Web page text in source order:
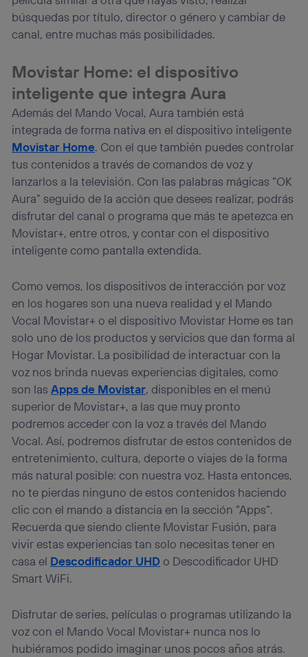
búsquedas por título, director o género y cambiar de
canal, entre muchas más posibilidades.
Movistar Home: el dispositivo
inteligente que integra Aura
Además del Mando Vocal, Aura también está
integrada de forma nativa en el dispositivo inteligente
Movistar Home. Con el que también puedes controlar
tus contenidos a través de comandos de voz y
lanzarlos a la televisión. Con las palabras mágicas “OK
Aura” seguido de la acción que desees realizar, podrás
disfrutar del canal o programa que más te apetezca en
Movistar+, entre otros, y contar con el dispositivo
inteligente como pantalla extendida.
Como vemos, los dispositivos de interacción por voz
en los hogares son una nueva realidad y el Mando
Vocal Movistar+ o el dispositivo Movistar Home es tan
solo uno de los productos y servicios que dan forma al
Hogar Movistar. La posibilidad de interactuar con la
voz nos brinda nuevas experiencias digitales, como
son lasApps de Movistar, disponibles en el menú
superior de Movistar+, a las que muy pronto
podremos acceder con la voz a través del Mando
Vocal. Así, podremos disfrutar de estos contenidos de
entretenimiento, cultura, deporte o viajes de la forma
más natural posible: con nuestra voz. Hasta entonces,
no te pierdas ninguno de estos contenidos haciendo
clic con el mando a distancia en la sección “Apps”.
Recuerda que siendo cliente Movistar Fusión, para
vivir estas experiencias tan solo necesitas tener en
casa el Descodificador UHDo Descodificador UHD
Smart WiFi.
Disfrutar de series, películas o programas utilizando la
voz con el Mando Vocal Movistar+ nunca nos lo
hubiéramos podido imaginar unos pocos años atrás.